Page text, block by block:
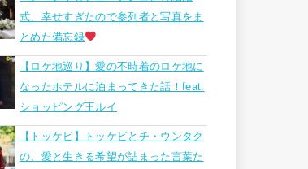
式、幸せすぎたので参列者と写真をま
とめた備忘録
【ロケ地巡り】愛の不時着のロケ地に
なったホテルに泊まってきた話！feat.
ショッピング王ルイ
【トッケビ】トッケビとチ・ウンタク
の、愛と生きる希望が詰まった言葉た